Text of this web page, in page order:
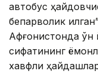
автобус
бепарволик
Афғонистонда ўн
сифатининг
хавфли